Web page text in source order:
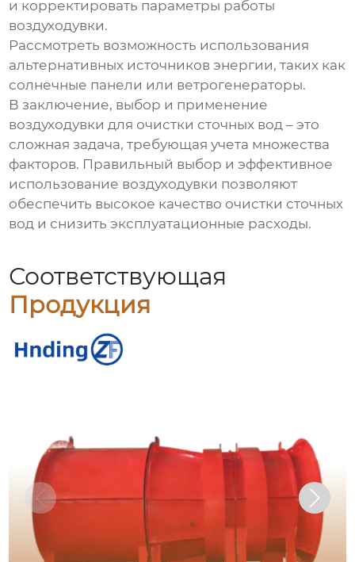
и корректировать параметры работы
воздуходувки.
Рассмотреть возможность использования
альтернативных источников энергии, таких как
солнечные панели или ветрогенераторы.
В заключение, выбор и применение
воздуходувки для очистки сточных вод – это
сложная задача, требующая учета множества
факторов. Правильный выбор и эффективное
использование воздуходувки позволяют
обеспечить высокое качество очистки сточных
вод и снизить эксплуатационные расходы.
Соответствующая
Продукция